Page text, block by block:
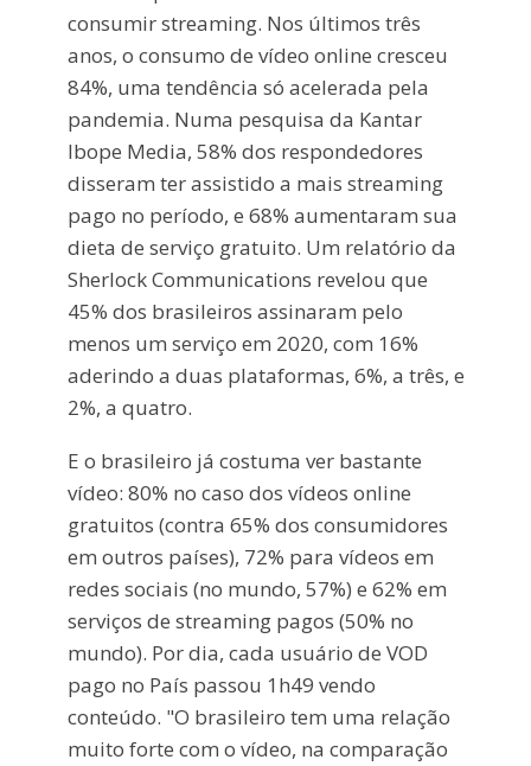
consumir streaming. Nos últimos três
anos, o consumo de vídeo online cresceu
84%, uma tendência só acelerada pela
pandemia. Numa pesquisa da Kantar
Ibope Media, 58% dos respondedores
disseram ter assistido a mais streaming
pago no período, e 68% aumentaram sua
dieta de serviço gratuito. Um relatório da
Sherlock Communications revelou que
45% dos brasileiros assinaram pelo
menos um serviço em 2020, com 16%
aderindo a duas plataformas, 6%, a três, e
2%, a quatro.
E o brasileiro já costuma ver bastante
vídeo: 80% no caso dos vídeos online
gratuitos (contra 65% dos consumidores
em outros países), 72% para vídeos em
redes sociais (no mundo, 57%) e 62% em
serviços de streaming pagos (50% no
mundo). Por dia, cada usuário de VOD
pago no País passou 1h49 vendo
conteúdo. "O brasileiro tem uma relação
muito forte com o vídeo, na comparação